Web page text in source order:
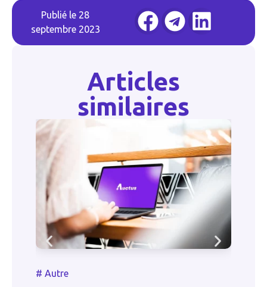
Publié le 28
septembre 2023
Articles
similaires
# Autre